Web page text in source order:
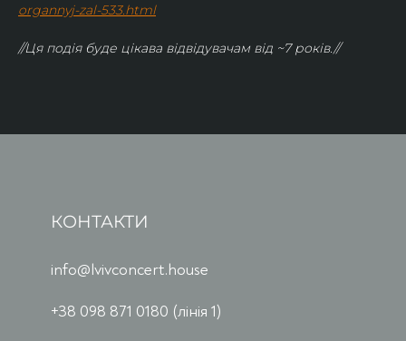
organnyj-zal-533.html
//Ця подія буде цікава відвідувачам від ~7 років.//
КОНТАКТИ
info@lvivconcert.house
+38 098 871 0180 (лінія 1)